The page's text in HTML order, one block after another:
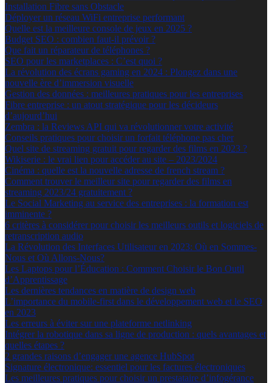
Installation Fibre sans Obstacle
Déployer un réseau WiFi entreprise performant
Quelle est la meilleure console de jeux en 2025 ?
Budget SEO : combien faut-il prévoir ?
Que fait un réparateur de téléphones ?
SEO pour les marketplaces : C’est quoi ?
La révolution des écrans gaming en 2024 : Plongez dans une
nouvelle ère d’immersion visuelle
Gestion des données : meilleures pratiques pour les entreprises
Fibre entreprise : un atout stratégique pour les décideurs
d’aujourd’hui
Zembra : la Reviews API qui va révolutionner votre activité
Conseils pratiques pour choisir un forfait téléphone pas cher
Quel site de streaming gratuit pour regarder des films en 2023 ?
Wikiserie : le vrai lien pour accéder au site – 2023/2024
Cinéma : quelle est la nouvelle adresse de french stream ?
Comment trouver le meilleur site pour regarder des films en
streaming 2023/24 gratuitement ?
Le Social Marketing au service des entreprises : la formation est
imminente ?
6 critères à considérer pour choisir les meilleurs outils et logiciels de
retranscription audio
La Révolution des Interfaces Utilisateur en 2023: Où en Sommes-
Nous et Où Allons-Nous?
Les Laptops pour l’Éducation : Comment Choisir le Bon Outil
d’Apprentissage
Les dernières tendances en matière de design web
L’importance du mobile-first dans le développement web et le SEO
en 2023
Les erreurs à éviter sur une plateforme netlinking
Intégrer la robotique dans sa ligne de production : quels avantages et
quelles étapes ?
2 grandes raisons d’engager une agence HubSpot
Signature électronique: essentiel pour les factures électroniques
Les meilleures pratiques pour choisir un prestataire d’infogérance